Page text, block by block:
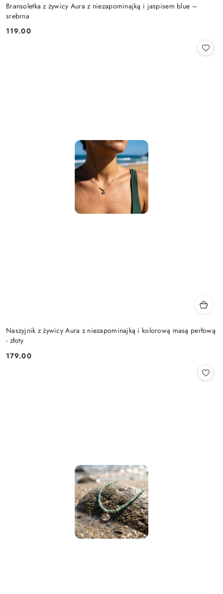
Bransoletka z żywicy Aura z niezapominajką i jaspisem blue –
srebrna
Cena:
119.00
Naszyjnik z żywicy Aura z niezapominajką i kolorową masą perłową
- złoty
Cena:
179.00